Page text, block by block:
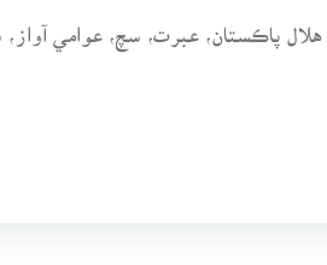
پاڪستان، عبرت، سچ، عوامي